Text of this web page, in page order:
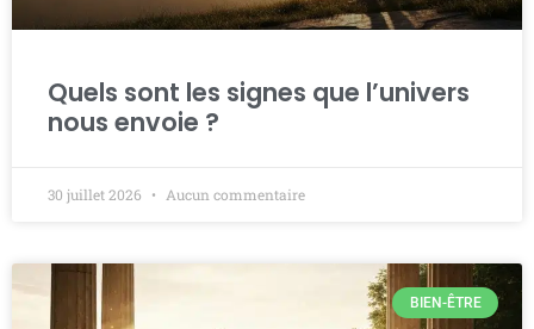
Quels sont les signes que l’univers
nous envoie ?
30 juillet 2026 Aucun commentaire
BIEN-ÊTRE